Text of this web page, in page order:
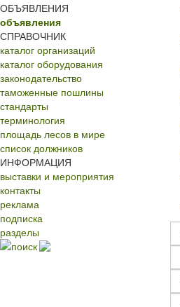
ОБЪЯВЛЕНИЯ
объявления
СПРАВОЧНИК
каталог организаций
каталог оборудования
законодательство
таможенные пошлины
стандарты
терминология
площадь лесов в мире
список должников
ИНФОРМАЦИЯ
выставки и мероприятия
контакты
реклама
подписка
разделы
поиск